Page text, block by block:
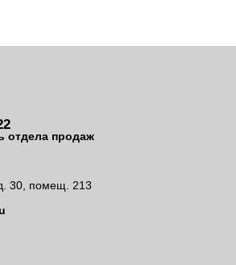
отдела продаж
30, помещ. 213